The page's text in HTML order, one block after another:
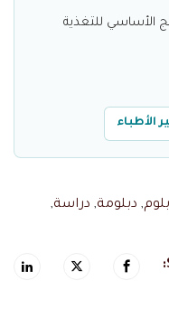
الأساسي للتغذية
الأطباء
, دبلومة, دراسة,